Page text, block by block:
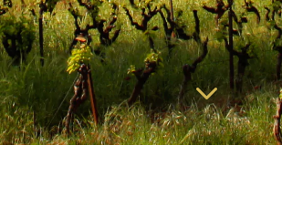
3